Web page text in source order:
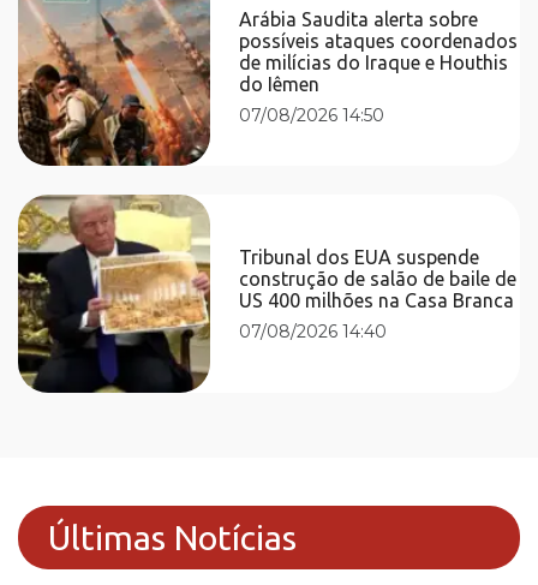
Arábia Saudita alerta sobre
possíveis ataques coordenados
de milícias do Iraque e Houthis
do Iêmen
07/08/2026 14:50
Tribunal dos EUA suspende
construção de salão de baile de
US 400 milhões na Casa Branca
07/08/2026 14:40
Últimas Notícias